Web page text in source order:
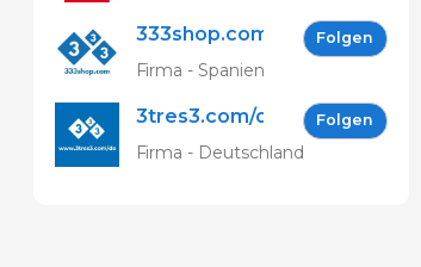
333shop.com
DE
Folgen
Firma - Spanien
3tres3.com/de Folgen
Firma - Deutschland